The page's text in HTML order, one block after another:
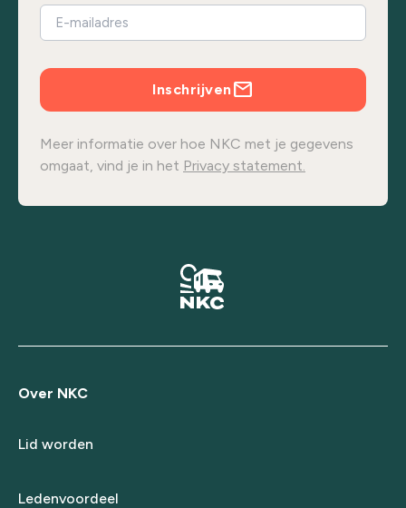
Inschrijven
Meer informatie over hoe NKC met je gegevens
omgaat, vind je in het Privacy statement.
Over NKC
Lid worden
Ledenvoordeel